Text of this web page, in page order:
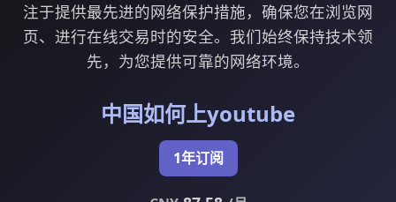
注于提供最先进的网络保护措施，确保您在浏览网
页、进行在线交易时的安全。我们始终保持技术领
先，为您提供可靠的网络环境。
中国如何上youtube
1年订阅